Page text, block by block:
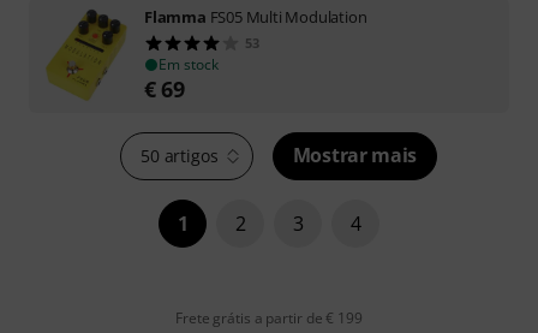
Flamma FS05 Multi Modulation
53
Em stock
€ 69
50 artigos Mostrar mais
1 2 3 4
Frete grátis a partir de € 199